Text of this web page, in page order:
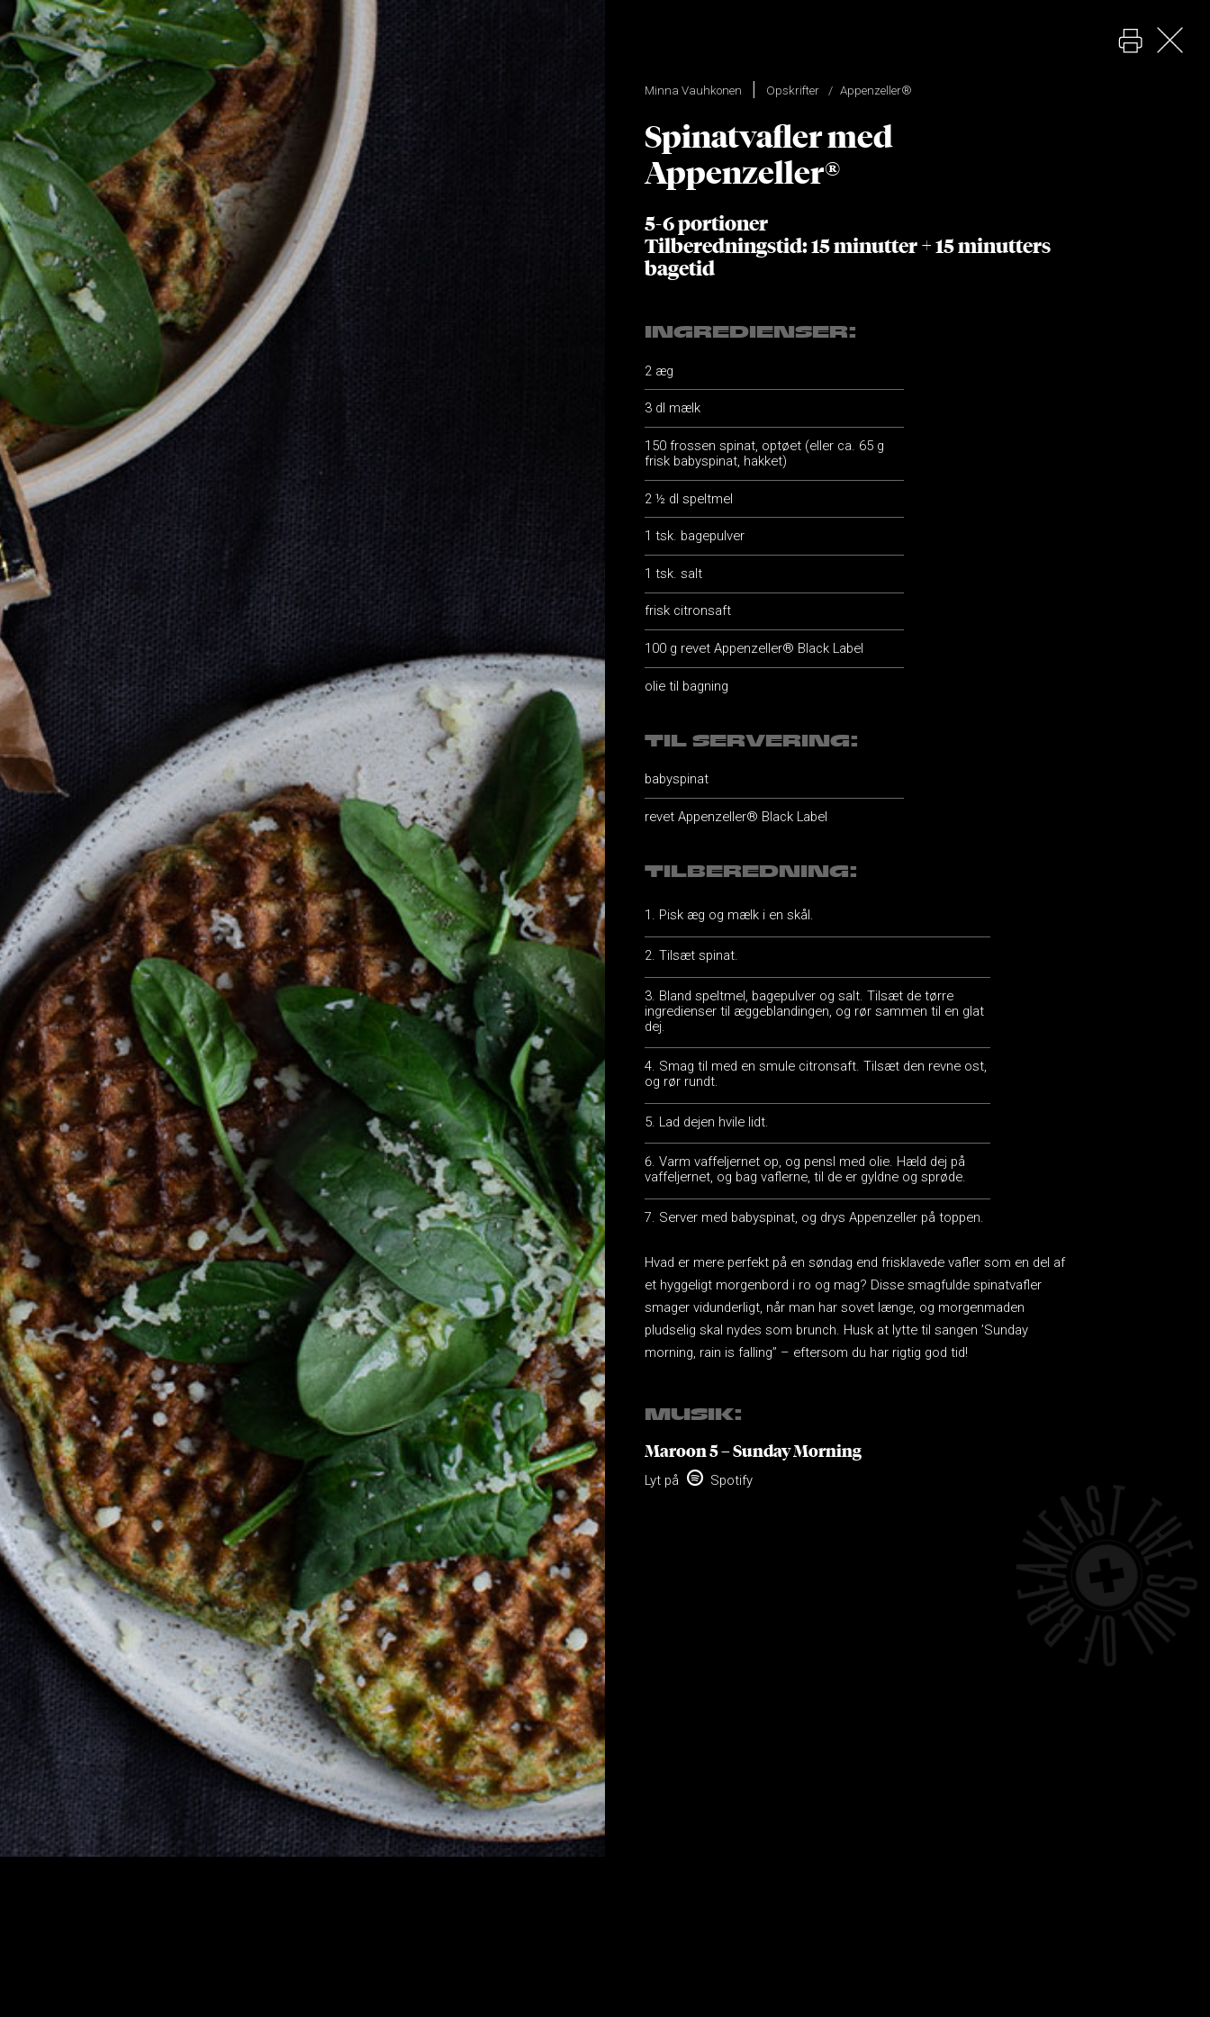
Minna Vauhkonen Opskrifter Appenzeller®
Spinatvafler med
Appenzeller®
5-6 portioner
Tilberedningstid: 15 minutter + 15 minutters
bagetid
INGREDIENSER:
2 æg
3 dl mælk
150 frossen spinat, optøet (eller ca. 65 g
frisk babyspinat, hakket)
2 ½ dl speltmel
1 tsk. bagepulver
1 tsk. salt
frisk citronsaft
100 g revet Appenzeller® Black Label
olie til bagning
TIL SERVERING:
babyspinat
revet Appenzeller® Black Label
TILBEREDNING:
Pisk æg og mælk i en skål.
Tilsæt spinat.
Bland speltmel, bagepulver og salt. Tilsæt de tørre
ingredienser til æggeblandingen, og rør sammen til en glat
dej.
Smag til med en smule citronsaft. Tilsæt den revne ost,
og rør rundt.
Lad dejen hvile lidt.
Varm vaffeljernet op, og pensl med olie. Hæld dej på
vaffeljernet, og bag vaflerne, til de er gyldne og sprøde.
Server med babyspinat, og drys Appenzeller på toppen.
Hvad er mere perfekt på en søndag end frisklavede vafler som en del af
et hyggeligt morgenbord i ro og mag? Disse smagfulde spinatvafler
smager vidunderligt, når man har sovet længe, og morgenmaden
pludselig skal nydes som brunch. Husk at lytte til sangen ’Sunday
morning, rain is falling’’ – eftersom du har rigtig god tid!
MUSIK:
Maroon 5 – Sunday Morning
Lyt på  Spotify